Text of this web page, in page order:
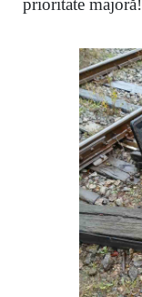
prioritate majoră!